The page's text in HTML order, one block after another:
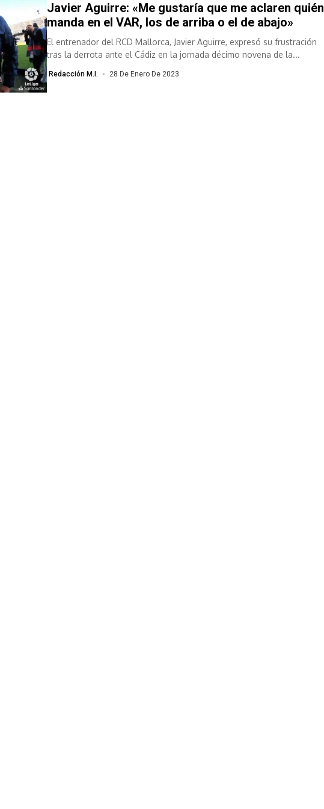
Javier Aguirre: «Me gustaría que me aclaren quién
manda en el VAR, los de arriba o el de abajo»
El entrenador del RCD Mallorca, Javier Aguirre, expresó su frustración
tras la derrota ante el Cádiz en la jornada décimo novena de la...
Redacción M.I. 28 De Enero De 2023